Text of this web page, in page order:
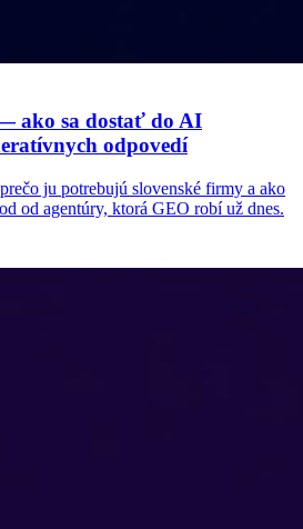
ako sa dostať do AI
odpovedí
ju potrebujú slovenské firmy a ako
od agentúry, ktorá GEO robí už dnes.